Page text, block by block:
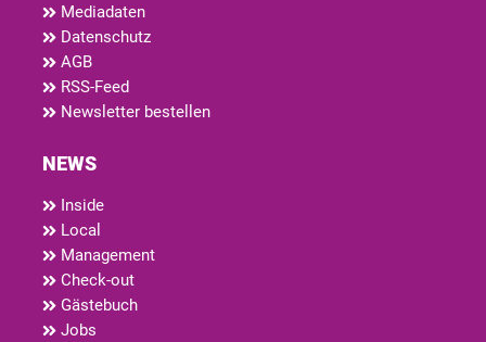
Mediadaten
Datenschutz
AGB
RSS-Feed
Newsletter bestellen
NEWS
Inside
Local
Management
Check-out
Gästebuch
Jobs